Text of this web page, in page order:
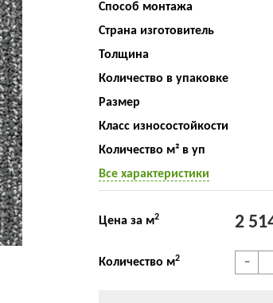
Способ монтажа
Страна изготовитель
Толщина
Количество в упаковке
Размер
Класс износостойкости
Количество м² в уп
Все характеристики
Цена за м2 2
Количество м2 -